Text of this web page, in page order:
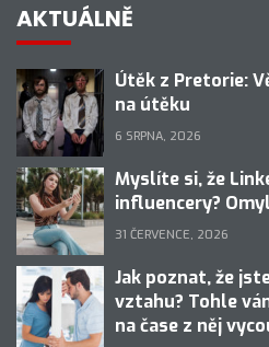
AKTUÁLNĚ
Útěk z Pretorie:
na útěku
6 SRPNA, 2026
Myslíte si, že
influencery?
31 ČERVENCE, 2026
Jak poznat, že
vztahu? Tohle
na čase z něj